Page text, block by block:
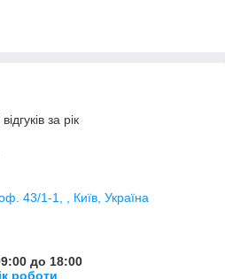
за рік
43/1-1, , Київ, Україна
до 18:00
роботи